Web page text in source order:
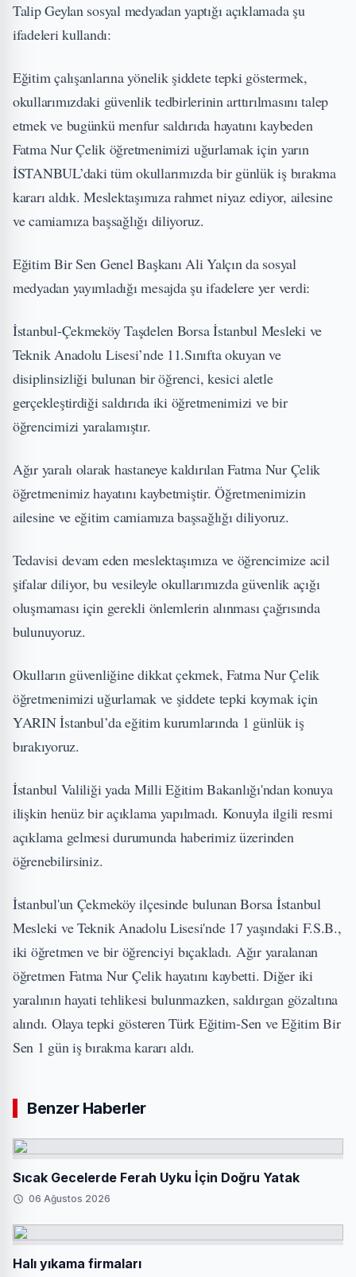
Talip Geylan sosyal medyadan yaptığı açıklamada şu
ifadeleri kullandı:
Eğitim çalışanlarına yönelik şiddete tepki göstermek,
okullarımızdaki güvenlik tedbirlerinin arttırılmasını talep
etmek ve bugünkü menfur saldırıda hayatını kaybeden
Fatma Nur Çelik öğretmenimizi uğurlamak için yarın
İSTANBUL’daki tüm okullarımızda bir günlük iş bırakma
kararı aldık. Meslektaşımıza rahmet niyaz ediyor, ailesine
ve camiamıza başsağlığı diliyoruz.
Eğitim Bir Sen Genel Başkanı Ali Yalçın da sosyal
medyadan yayımladığı mesajda şu ifadelere yer verdi:
İstanbul-Çekmeköy Taşdelen Borsa İstanbul Mesleki ve
Teknik Anadolu Lisesi’nde 11.Sınıfta okuyan ve
disiplinsizliği bulunan bir öğrenci, kesici aletle
gerçekleştirdiği saldırıda iki öğretmenimizi ve bir
öğrencimizi yaralamıştır.
Ağır yaralı olarak hastaneye kaldırılan Fatma Nur Çelik
öğretmenimiz hayatını kaybetmiştir. Öğretmenimizin
ailesine ve eğitim camiamıza başsağlığı diliyoruz.
Tedavisi devam eden meslektaşımıza ve öğrencimize acil
şifalar diliyor, bu vesileyle okullarımızda güvenlik açığı
oluşmaması için gerekli önlemlerin alınması çağrısında
bulunuyoruz.
Okulların güvenliğine dikkat çekmek, Fatma Nur Çelik
öğretmenimizi uğurlamak ve şiddete tepki koymak için
YARIN İstanbul’da eğitim kurumlarında 1 günlük iş
bırakıyoruz.
İstanbul Valiliği yada Milli Eğitim Bakanlığı'ndan konuya
ilişkin henüz bir açıklama yapılmadı. Konuyla ilgili resmi
açıklama gelmesi durumunda haberimiz üzerinden
öğrenebilirsiniz.
İstanbul'un Çekmeköy ilçesinde bulunan Borsa İstanbul
Mesleki ve Teknik Anadolu Lisesi'nde 17 yaşındaki F.S.B.,
iki öğretmen ve bir öğrenciyi bıçakladı. Ağır yaralanan
öğretmen Fatma Nur Çelik hayatını kaybetti. Diğer iki
yaralının hayati tehlikesi bulunmazken, saldırgan gözaltına
alındı. Olaya tepki gösteren Türk Eğitim-Sen ve Eğitim Bir
Sen 1 gün iş bırakma kararı aldı.
Benzer Haberler
Sıcak Gecelerde Ferah Uyku İçin Doğru Yatak
06 Ağustos 2026
Halı yıkama firmaları